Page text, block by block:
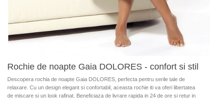
Rochie de noapte Gaia DOLORES - confort si stil
Descopera rochia de noapte Gaia DOLORES, perfecta pentru serile tale de
relaxare. Cu un design elegant si confortabil, aceasta rochie iti va oferi libertatea
de miscare si un look rafinat. Beneficiaza de livrare rapida in 24 de ore si retur in